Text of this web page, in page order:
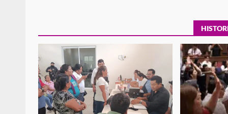
Mazatlán
admin 20 julio 2026